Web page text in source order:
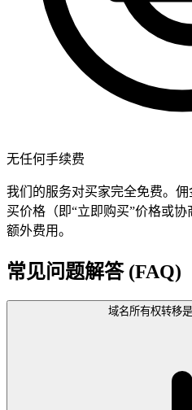
无任何手续费
我们的服务对买家完全免费。
买价格（即“立即购买”价格或
额外费用。
常见问题解答 (FAQ)
域名所有权转移